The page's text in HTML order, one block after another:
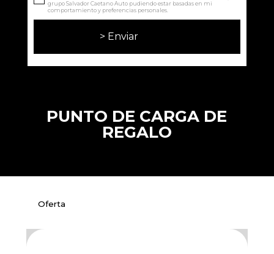
grupo Salvador Caetano Auto pudiendo estar basadas en mi
comportamiento y preferencias personales.
PUNTO DE CARGA DE
REGALO
Oferta